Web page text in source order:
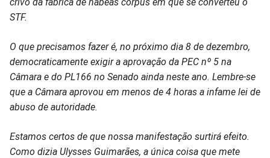
STF.
O que precisamos fazer é, no próximo dia 8 de dezembro,
democraticamente exigir a aprovação da PEC nº 5 na
Câmara e do PL166 no Senado ainda neste ano. Lembre-se
que a Câmara aprovou em menos de 4 horas a infame lei de
abuso de autoridade.
Estamos certos de que nossa manifestação surtirá efeito.
Como dizia Ulysses Guimarães, a única coisa que mete